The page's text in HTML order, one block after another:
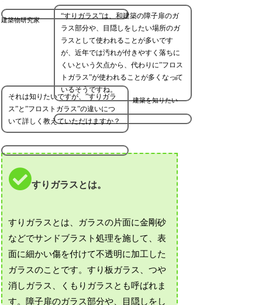
建築物研究家
“すりガラス”は、和建築の障子扉のガ
ラス部分や、目隠しをしたい場所のガ
ラスとして使われることが多いです
が、近年では汚れが付きやすく落ちに
くいという欠点から、代わりに”フロス
トガラス”が使われることが多くなって
いるそうですね。
建築を知りたい
それは知りたいですが、”すりガラ
ス”と”フロストガラス”の違いにつ
いて詳しく教えていただけますか？
すりガラスとは。
すりガラスとは、ガラスの片面に金剛砂
などでサンドブラスト処理を施して、表
面に細かい傷を付けて不透明に加工した
ガラスのことです。すり板ガラス、つや
消しガラス、くもりガラスとも呼ばれま
す。障子扉のガラス部分や、目隠しをし